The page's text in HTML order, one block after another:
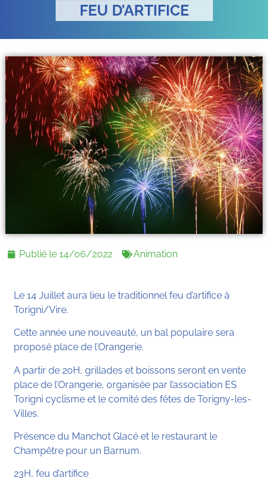
FEU D’ARTIFICE
Publié le14/06/2022 Animation
Le 14 Juillet aura lieu le traditionnel feu d’artifice à
Torigni/Vire.
Cette année une nouveauté, un bal populaire sera
proposé place de l’Orangerie.
A partir de 20H, grillades et boissons seront en vente
place de l’Orangerie, organisée par l’association ES
Torigni cyclisme et le comité des fêtes de Torigny-les-
Villes.
Présence du Manchot Glacé et le restaurant le
Champêtre pour un Barnum.
23H, feu d’artifice